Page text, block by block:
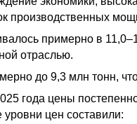
примерно в
отраслью.
до 9,3 млн тонн,
года цены
уровни цен составили: